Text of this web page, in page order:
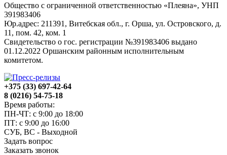
Общество с ограниченной ответственностью «Плеяна», УНП
391983406
Юр.адрес: 211391, Витебская обл., г. Орша, ул. Островского, д.
11, пом. 42, ком. 1
Свидетельство о гос. регистрации №391983406 выдано
01.12.2022 Оршанским районным исполнительным
комитетом.
+375 (33) 697-42-64
8 (0216) 54-75-18
Время работы:
ПН-ЧТ: с 9:00 до 18:00
ПТ: с 9:00 до 16:00
СУБ, ВС - Выходной
Задать вопрос
Заказать звонок